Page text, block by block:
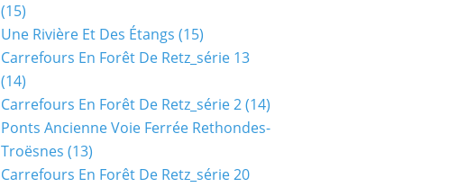
(15)
Une Rivière Et Des Étangs (15)
Carrefours En Forêt De Retz_série 13
(14)
Carrefours En Forêt De Retz_série 2(14)
Ponts Ancienne Voie Ferrée Rethondes-
Troësnes (13)
Carrefours En Forêt De Retz_série 20